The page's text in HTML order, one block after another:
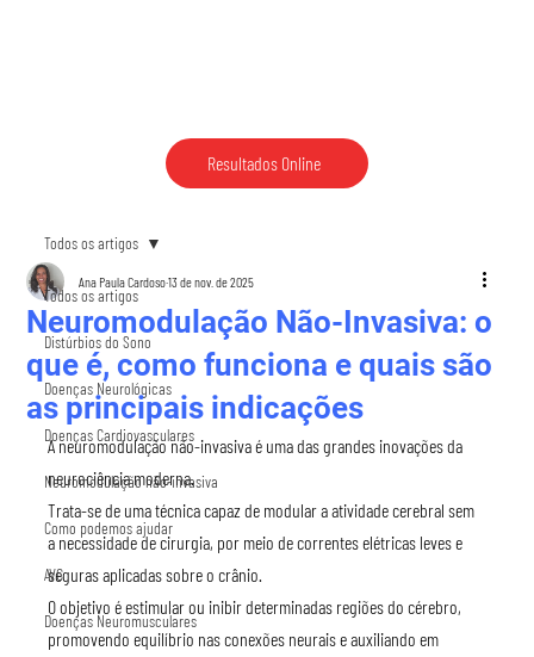
Resultados Online
Todos os artigos
Distúrbios do Sono
Doenças Neurológicas
Doenças Cardiovasculares
Neuromodulação não-invasiva
Como podemos ajudar
AVC
Doenças Neuromusculares
Todos os artigos
Neuromodulação Não-Invasiva: o
que é, como funciona e quais são
as principais indicações
Ana Paula Cardoso13 de nov. de 2025
A neuromodulação não-invasiva é uma das grandes inovações da
neurociência moderna.
Trata-se de uma técnica capaz de modular a atividade cerebral sem
a necessidade de cirurgia, por meio de correntes elétricas leves e
seguras aplicadas sobre o crânio.
O objetivo é estimular ou inibir determinadas regiões do cérebro,
promovendo equilíbrio nas conexões neurais e auxiliando em